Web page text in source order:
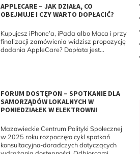
APPLECARE – JAK DZIAŁA, CO
OBEJMUJE I CZY WARTO DOPŁACIĆ?
Kupujesz iPhone’a, iPada albo Maca i przy
finalizacji zamówienia widzisz propozycję
dodania AppleCare? Dopłata jest...
FORUM DOSTĘPON – SPOTKANIE DLA
SAMORZĄDÓW LOKALNYCH W
PONIEDZIAŁEK W ELEKTROWNI
Mazowieckie Centrum Polityki Społecznej
w 2025 roku rozpoczęło cykl spotkań
konsultacyjno-doradczych dotyczących